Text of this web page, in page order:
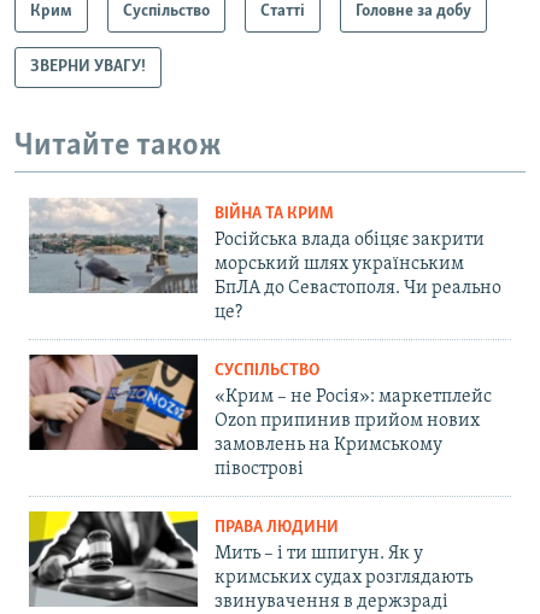
Крим Суспільство Статті Головне за добу
ЗВЕРНИ УВАГУ!
Читайте також
ВІЙНА ТА КРИМ
Російська влада обіцяє закрити
морський шлях українським
БпЛА до Севастополя. Чи реально
це?
СУСПІЛЬСТВО
«Крим – не Росія»: маркетплейс
Ozon припинив прийом нових
замовлень на Кримському
півострові
ПРАВА ЛЮДИНИ
Мить – і ти шпигун. Як у
кримських судах розглядають
звинувачення в держзраді